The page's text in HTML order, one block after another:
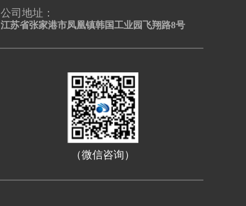
公司地址：
江苏省张家港市凤凰镇韩国工业园飞翔路8号
（微信咨询）